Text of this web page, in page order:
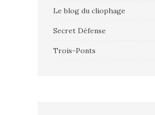
Le blog du cliophage
Secret Défense
Trois-Ponts